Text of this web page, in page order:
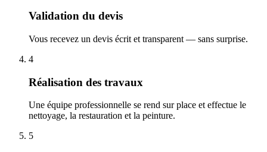
Validation du devis
Vous recevez un devis écrit et transparent — sans surprise.
4
Réalisation des travaux
Une équipe professionnelle se rend sur place et effectue le
nettoyage, la restauration et la peinture.
5